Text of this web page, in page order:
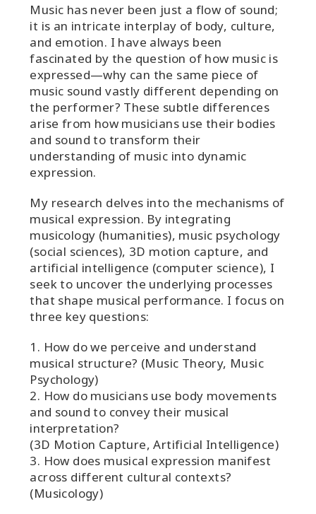
Music has never been just a flow of sound;
it is an intricate interplay of body, culture,
and emotion. I have always been
fascinated by the question of how music is
expressed—why can the same piece of
music sound vastly different depending on
the performer? These subtle differences
arise from how musicians use their bodies
and sound to transform their
understanding of music into dynamic
expression.
My research delves into the mechanisms of
musical expression. By integrating
musicology (humanities), music psychology
(social sciences), 3D motion capture, and
artificial intelligence (computer science), I
seek to uncover the underlying processes
that shape musical performance. I focus on
three key questions:
1. How do we perceive and understand
musical structure? (Music Theory, Music
Psychology)
2. How do musicians use body movements
and sound to convey their musical
interpretation?
(3D Motion Capture, Artificial Intelligence)
3. How does musical expression manifest
across different cultural contexts?
(Musicology)